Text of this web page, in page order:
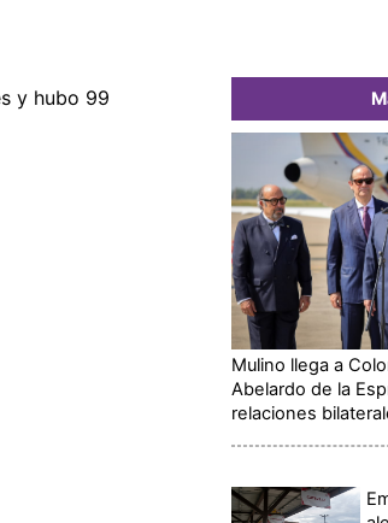
y hubo 99
Mulino llega a
Abelardo de la
relaciones